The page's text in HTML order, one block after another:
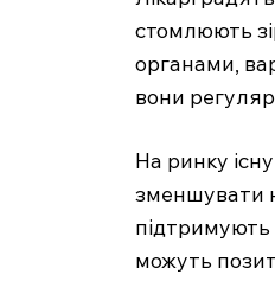
стомлюють
органами,
вони
На ринку
зменшувати
підтримують
можуть